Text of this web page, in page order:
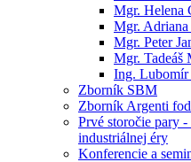
Mgr. Helena
Mgr.
Mgr. Peter
Mgr. Tadeáš
Ing. Lubomír
Zborník SBM
Zborník Argenti
Prvé storočie pary
industriálnej éry
Konferencie a